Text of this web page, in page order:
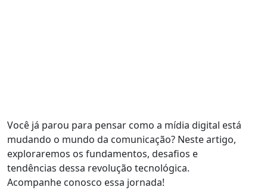
Você já parou para pensar como a mídia digital está
mudando o mundo da comunicação? Neste artigo,
exploraremos os fundamentos, desafios e
tendências dessa revolução tecnológica.
Acompanhe conosco essa jornada!